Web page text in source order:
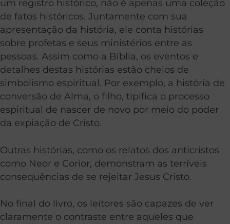
um registro histórico, não é apenas uma coleção
de fatos históricos. Juntamente com sua
apresentação da história, ele conta histórias
sobre profetas e seus ministérios entre as
pessoas. Assim como a Bíblia, os eventos e
detalhes destas histórias estão cheios de
simbolismo espiritual. Por exemplo, a história de
conversão de Alma, o filho, tipifica o processo
espiritual de nascer de novo por meio do poder
da expiação de Cristo.
Outras histórias, como os relatos dos anticristos
como Neor e Corior, demonstram as terríveis
consequências de se rejeitar Jesus Cristo.
No final do livro, os leitores são capazes de ver
claramente o contraste entre aqueles que